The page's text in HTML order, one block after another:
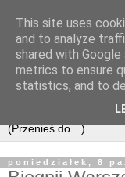
poniedziałek, 8
This site uses
and to analyze
shared with
metrics to ensure
statistics, and to